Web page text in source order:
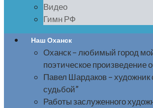
Видео
Гимн РФ
Наш Оханск
Оханск – любимый город
поэтическое произведение
Павел Шардаков – художник
судьбой”
Работы заслуженного